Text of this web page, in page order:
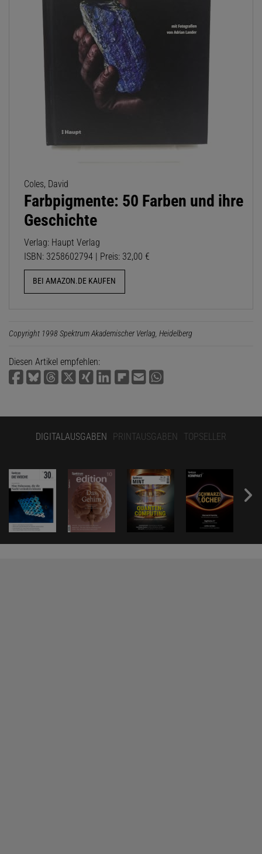
Coles, David
Farbpigmente: 50 Farben und ihre
Geschichte
Verlag: Haupt Verlag
ISBN: 3258602794 | Preis: 32,00 €
BEI AMAZON.DE KAUFEN
Copyright 1998 Spektrum Akademischer Verlag, Heidelberg
Diesen Artikel empfehlen:
DIGITALAUSGABEN PRINTAUSGABEN TOPSELLER